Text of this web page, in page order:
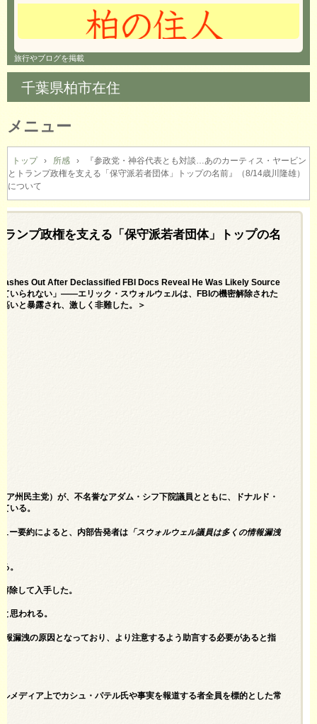
旅行やブログを掲載
千葉県柏市在住
メニュー
コ
ン
テ
ン
ス
プ
トップ › 所感 ›
『参政党・神谷代表とも対談…あのカーティス・ヤービン
とトランプ政権を支える「保守派若者団体」トップの名前』（8/14歳川隆雄）
について
ンプ政権を支える「保守派若者団体」トップの名
Out After Declassified FBI Docs Reveal He Was Likely Source
られない」――エリック・スウォルウェルは、FBIの機密解除された
いと暴露され、激しく非難した。＞
州民主党）が、不名誉なアダム・シフ下院議員とともに、ドナルド・
いる。
ー要約によると、内部告発者は 「スウォルウェル議員は多くの情報漏洩
。
除して入手した。
思われる。
漏洩の原因となっており、より注意するよう助言する必要があると指
メディア上でカシュ・パテル氏や事実を報道する者全員を標的とした常